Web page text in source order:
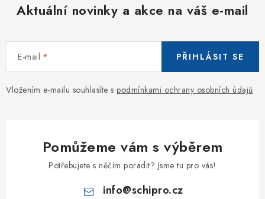
Aktuální novinky a akce na váš e-mail
E-mail
Vložením e-mailu souhlasíte s podmínkami ochrany osobních údajů
PŘIHLÁSIT SE
Pomůžeme vám s výběrem
Potřebujete s něčím poradit? Jsme tu pro vás!
info@schipro.cz